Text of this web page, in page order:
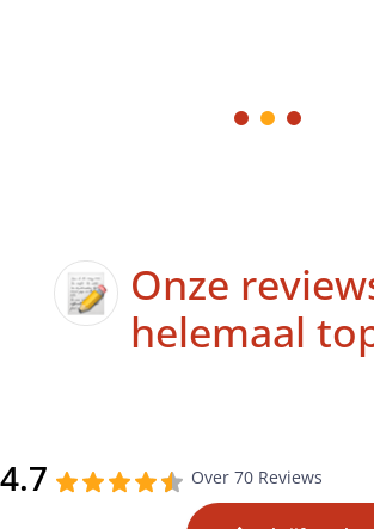
Onze
helemaal
4.7 Over 70 Reviews